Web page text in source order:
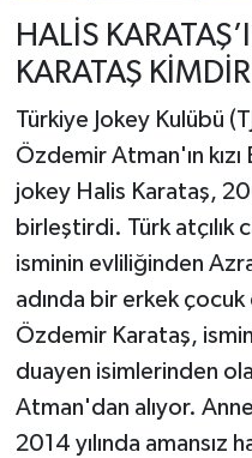
HALİS
KARATAŞ
Türkiye Jokey Kulübü
Özdemir Atman'ın
jokey Halis Karataş,
birleştirdi. Türk atçılık
isminin evliliğinden
adında bir erkek
Özdemir Karataş,
duayen isimlerinden
Atman'dan alıyor.
2014 yılında amansız